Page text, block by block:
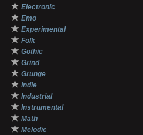
★ Electronic
★ Emo
★ Experimental
★ Folk
★ Gothic
★ Grind
★ Grunge
★ Indie
★ Industrial
★ Instrumental
★ Math
★ Melodic